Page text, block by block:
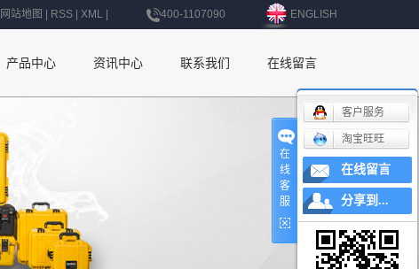
网站地图 RSS XML 400-1107090 ENGLISH
产品中心 资讯中心 联系我们 在线留言
在
线
客
服
客户服务
淘宝旺旺
在线留言
分享到...